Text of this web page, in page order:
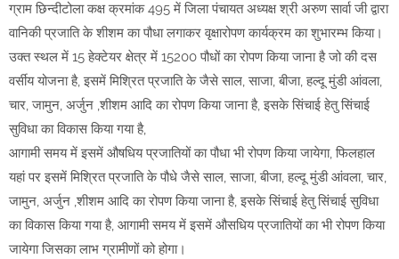
ग्राम छिन्दीटोला कक्ष क्रमांक 495 में जिला पंचायत अध्यक्ष श्री अरुण सार्वा जी द्वारा
वानिकी प्रजाति के शीशम का पौधा लगाकर वृक्षारोपण कार्यक्रम का शुभारम्भ किया।
उक्त स्थल में 15 हेक्टेयर क्षेत्र में 15200 पौधों का रोपण किया जाना है जो की दस
वर्सीय योजना है, इसमें मिश्रित प्रजाति के जैसे साल, साजा, बीजा, हल्दू मुंडी आंवला,
चार, जामुन, अर्जुन ,शीशम आदि का रोपण किया जाना है, इसके सिंचाई हेतु सिंचाई
सुविधा का विकास किया गया है,
आगामी समय में इसमें औषधिय प्रजातियों का पौधा भी रोपण किया जायेगा, फिलहाल
यहां पर इसमें मिश्रित प्रजाति के पौधे जैसे साल, साजा, बीजा, हल्दू मुंडी आंवला, चार,
जामुन, अर्जुन ,शीशम आदि का रोपण किया जाना है, इसके सिंचाई हेतु सिंचाई सुविधा
का विकास किया गया है, आगामी समय में इसमें औसधिय प्रजातियों का भी रोपण किया
जायेगा जिसका लाभ ग्रामीणों को होगा।